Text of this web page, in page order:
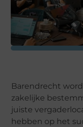
Barendrecht
zakelijke
juiste
hebben op het